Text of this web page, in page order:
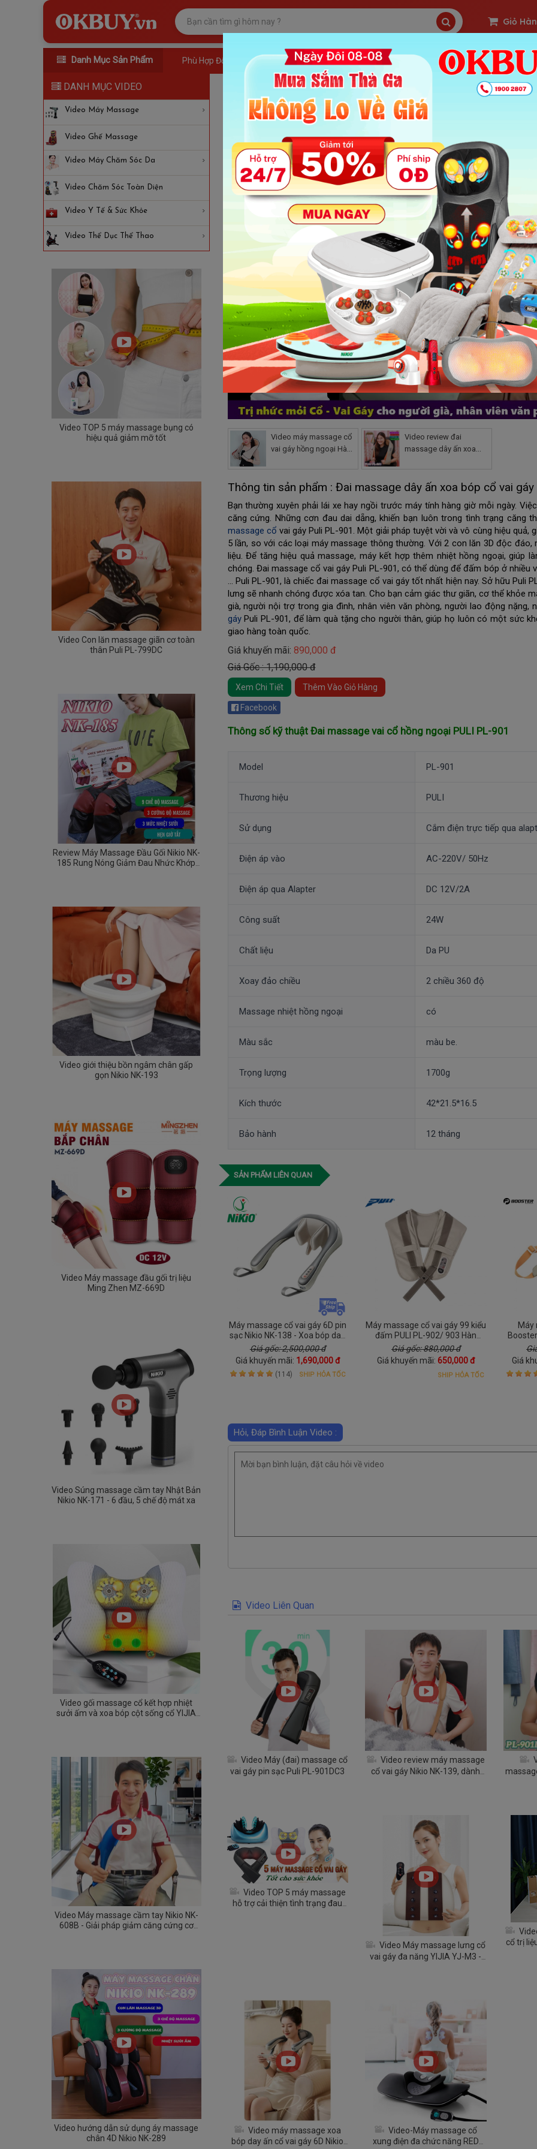
Giỏ
Danh Mục Sản Phẩm Phù Hợp Đối Tượng SP Freeship OKBUY Deal Sản Phẩm Hot
DANH MỤC VIDEO
Video Máy Massage
Video Ghế Massage
Video Máy Chăm Sóc Da
Video Chăm Sóc Toàn Diện
Video Y Tế & Sức Khỏe
Video Thể Dục Thể Thao
Video TOP 5 máy massage bụng có
hiệu quả giảm mỡ tốt
Video Con lăn massage giãn cơ toàn
thân Puli PL-799DC
Review Máy Massage Đầu Gối Nikio NK-
185 Rung Nóng Giảm Đau Nhức Khớp
Video giới thiệu bồn ngâm chân gấp
gọn Nikio NK-193
Video Máy massage đầu gối trị liệu
Ming Zhen MZ-669D
Video Súng massage cầm tay Nhật Bản
Nikio NK-171 - 6 đầu, 5 chế độ mát xa
Video gối massage cổ kết hợp nhiệt
sưởi ấm và xoa bóp cột sống cổ YIJIA
Video Máy massage cầm tay Nikio NK-
608B - Giải pháp giảm căng cứng cơ
Video hướng dẫn sử dụng áy massage
chân 4D Nikio NK-289
Video Máy massage xoa bóp dây ấn cổ vai gáy hồng ngoại
dân văn phòng
Video máy massage cổ
vai gáy hồng ngoại Hàn
Video review đai
massage dây ấn xoa
Thông tin sản phẩm : Đai massage dây ấn xoa bóp cổ vai
Bạn thường xuyên phải lái xe hay ngồi trước máy tính hàng giờ mỗi ngày.
căng cứng. Những cơn đau dai dẵng, khiến bạn luôn trong tình trạng
massage cổ vai gáy Puli PL-901. Một giải pháp tuyệt vời và vô cùng hiệu
5 lần, so với các loại máy massage thông thường. Với 2 con lăn 3D độc
liệu. Để tăng hiệu quả massage, máy kết hợp thêm nhiệt hồng ngoại, giúp
chóng. Đai massage cổ vai gáy Puli PL-901, có thể dùng để đấm bóp ở nhiều
… Puli PL-901, là chiếc đai massage cổ vai gáy tốt nhất hiện nay. Sở hữu Puli
lưng sẽ nhanh chóng được xóa tan. Cho bạn cảm giác thư giãn, cơ thể khỏe
già, người nội trợ trong gia đình, nhân viên văn phòng, người lao động
gáy Puli PL-901, để làm quà tặng cho người thân, giúp họ luôn có một sức
giao hàng toàn quốc.
Giá khuyến mãi: 890,000 đ
Giá Gốc : 1,190,000 đ
Xem Chi Tiết Thêm Vào Giỏ Hàng
Facebook
Thông số kỹ thuật Đai massage vai cổ hồng ngoại PULI PL-901
Model PL-901
Thương hiệu PULI
Sử dụng Cắm điện trực tiếp qua
Điện áp vào AC-220V/ 50Hz
Điện áp qua Alapter DC 12V/2A
Công suất 24W
Chất liệu Da PU
Xoay đảo chiều 2 chiều 360 độ
Massage nhiệt hồng ngoại có
Màu sắc màu be.
Trọng lượng 1700g
Kích thước 42*21.5*16.5
Bảo hành 12 tháng
SẢN PHẨM LIÊN QUAN
Máy massage cổ vai gáy 6D pin
sạc Nikio NK-138 - Xoa bóp day
ấn mô phỏng như bàn tay người
hỗ trợ giảm đau nhức và mỏi
nhanh chóng
Giá gốc: 2,500,000 đ
Giá khuyến mãi: 1,690,000 đ
(114) SHIP HỎA TỐC
Máy massage cổ vai gáy 99 kiểu
đấm PULI PL-902/ 903 Hàn
Quốc - nhiệt nóng hỗ trợ giảm
đau nhức mỏi
Giá gốc: 880,000 đ
Giá khuyến mãi: 650,000 đ
SHIP HỎA TỐC
Máy
Giá
Hỏi, Đáp Bình Luận Video :
Video Liên Quan
Video Máy (đai) massage cổ
vai gáy pin sạc Puli PL-901DC3
Video review máy massage
cổ vai gáy Nikio NK-139, dành
Video TOP 5 máy massage
hỗ trợ cải thiện tình trạng đau
Video Máy massage lưng cổ
vai gáy đa năng YIJIA YJ-M3 -
cổ trị
Video máy massage xoa
bóp day ấn cổ vai gáy 6D Nikio
Video-Máy massage cổ
xung điện đa chức năng RED